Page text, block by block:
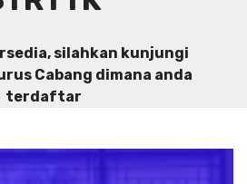
silahkan kunjungi
Cabang dimana anda
terdaftar